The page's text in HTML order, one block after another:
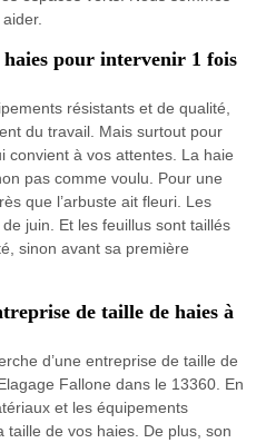
pour intervenir 1 fois
résistants et de qualité,
du travail. Mais surtout pour
convient à vos attentes. La haie
pas comme voulu. Pour une
que l’arbuste ait fleuri. Les
juin. Et les feuillus sont taillés
sinon avant sa première
de taille de haies à
d’une entreprise de taille de
Fallone dans le 13360. En
et les équipements
de vos haies. De plus, son